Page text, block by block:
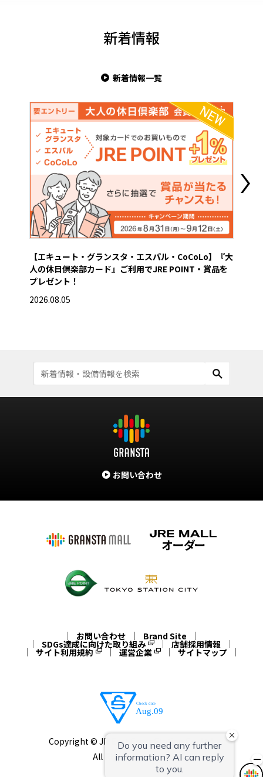
新着情報
新着情報一覧
【エキュート・グランスタ・エスパル・CoCoLo】『大
人の休日倶楽部カード』ご利用でJRE POINT・賞品を
プレゼント！
2026.08.05
お問い合わせ
お問い合わせ Brand Site
SDGs達成に向けた取り組み 店舗採用情報
サイト利用規約 運営企業 サイトマップ
Copyright © JR East Cross Station Co.,Ltd.
All Rights Reserved.